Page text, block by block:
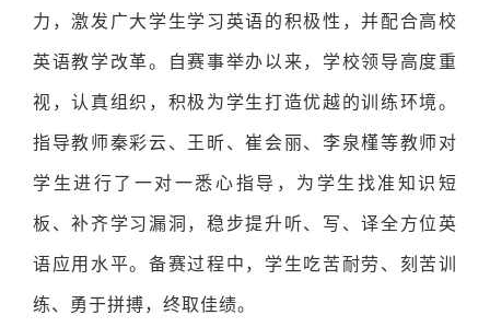
力，激发广大学生学习英语的积极性，并配合高校
英语教学改革。自赛事举办以来，学校领导高度重
视，认真组织，积极为学生打造优越的训练环境。
指导教师秦彩云、王昕、崔会丽、李泉槿等教师对
学生进行了一对一悉心指导，为学生找准知识短
板、补齐学习漏洞，稳步提升听、写、译全方位英
语应用水平。备赛过程中，学生吃苦耐劳、刻苦训
练、勇于拼搏，终取佳绩。